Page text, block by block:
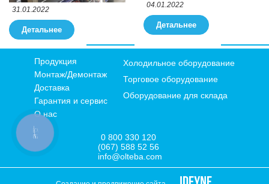
31.01.2022
Детальнее
04.01.2022
Детальнее
Продукция
Монтаж/Демонтаж
Доставка
Гарантия и сервис
О нас
Холодильное оборудование
Торговое оборудование
Оборудование для склада
0 800 330 120
(067) 588 52 56
info@olteba.com
КНОПКА
ЗВ'ЯЗКУ